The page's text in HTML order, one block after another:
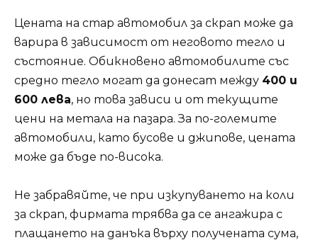
Цената на стар автомобил за скрап може да
варира в зависимост от неговото тегло и
състояние. Обикновено автомобилите със
средно тегло могат да донесат между 400 и
600 лева, но това зависи и от текущите
цени на метала на пазара. За по-големите
автомобили, като бусове и джипове, цената
може да бъде по-висока.
Не забравяйте, че при изкупуването на коли
за скрап, фирмата трябва да се ангажира с
плащането на данъка върху получената сума,